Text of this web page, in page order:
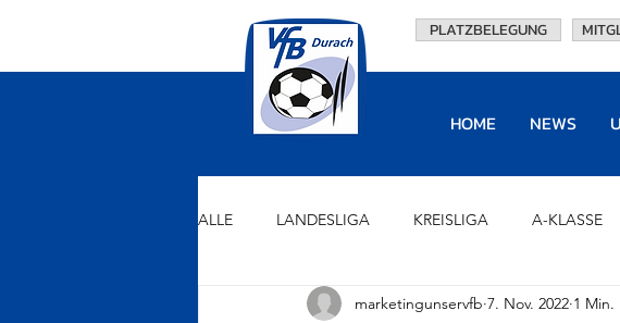
PLATZBELEGUNG
HOME NEWS
ALLE LANDESLIGA KREISLIGA A-KLASSE
U13 U11 U9 U8
marketingunservfb 7. Nov. 2022 1 Min.